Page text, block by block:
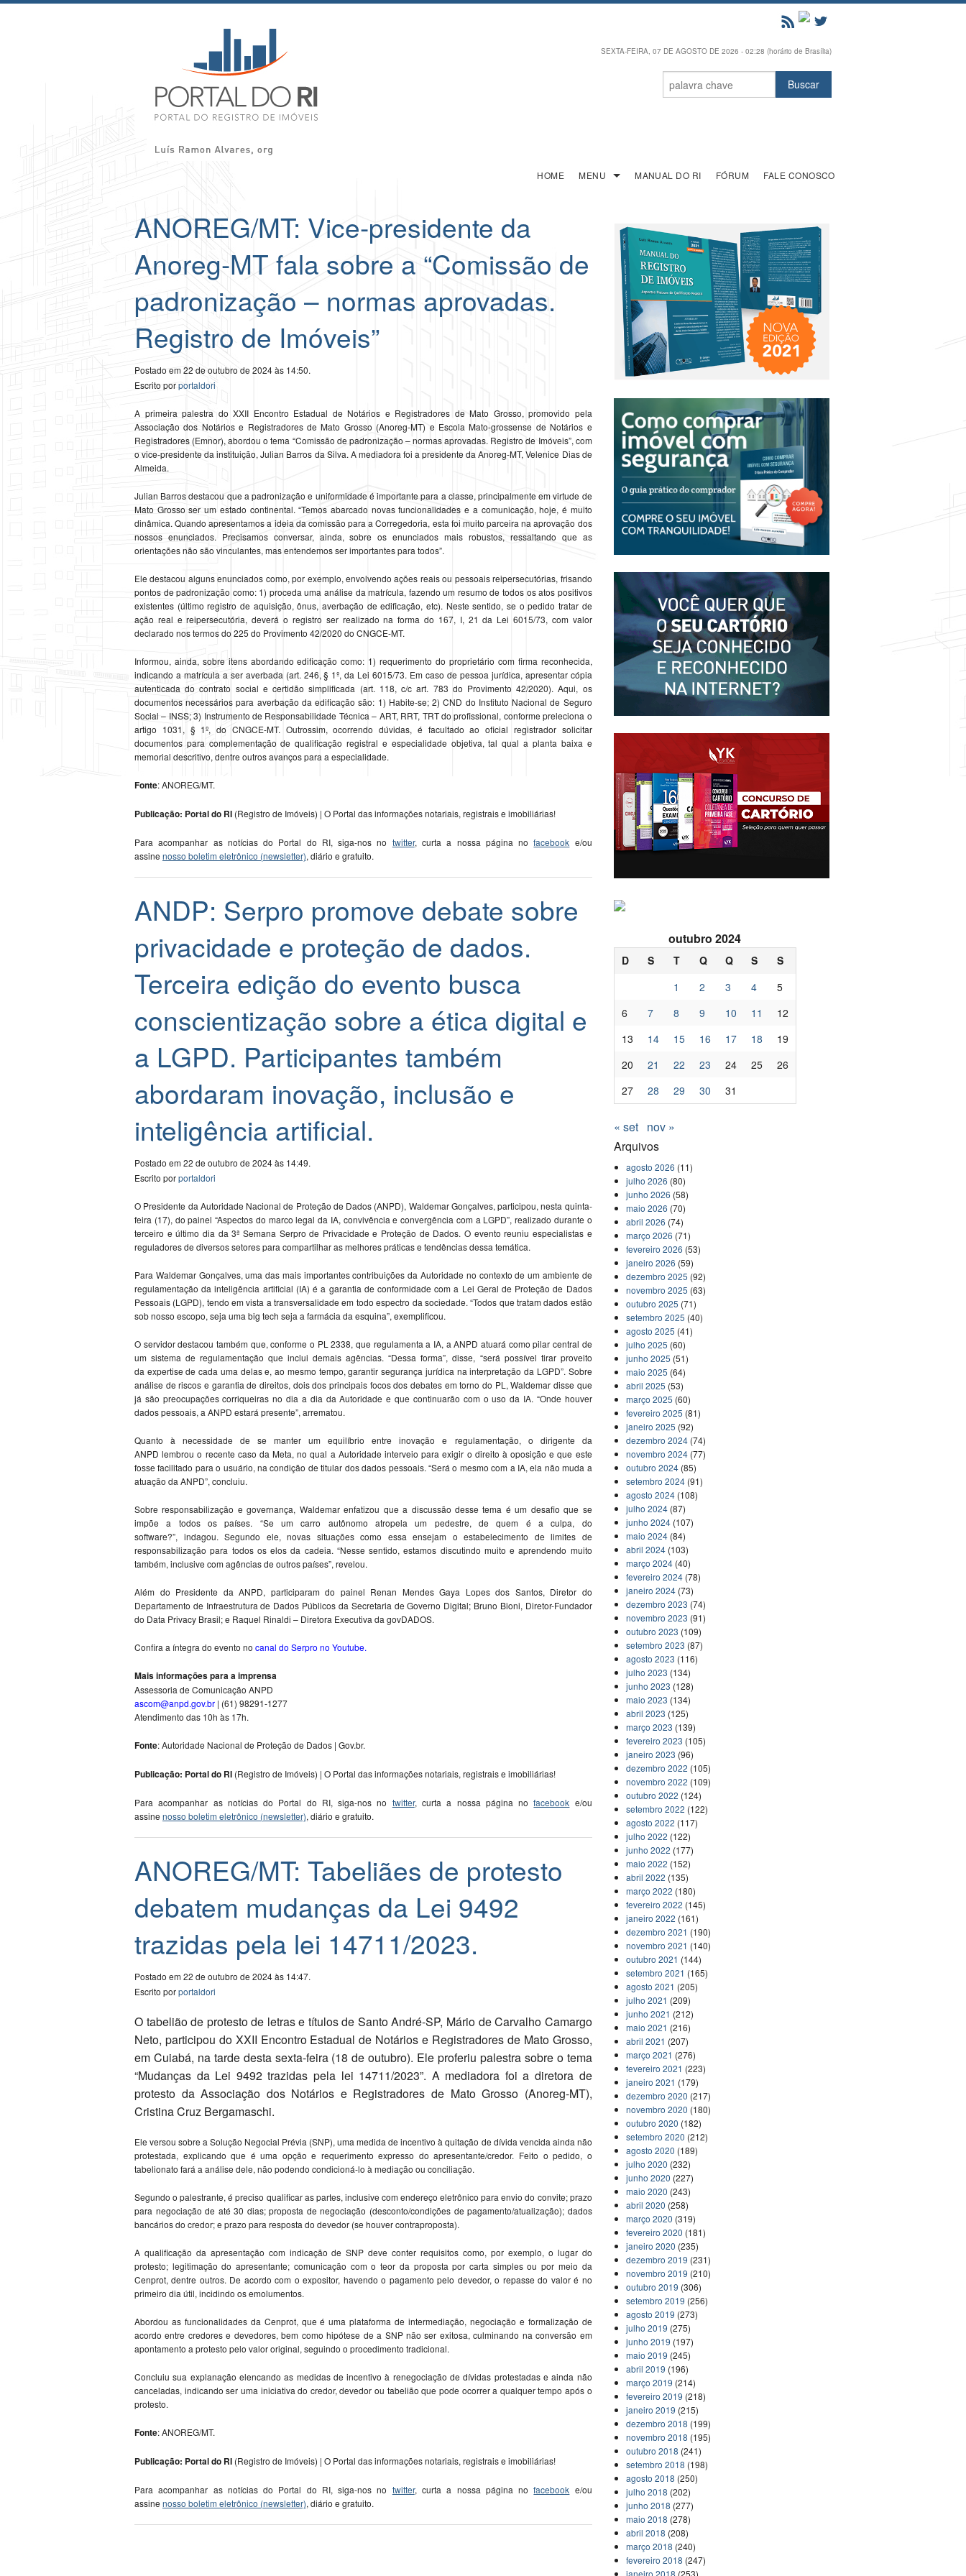
SEXTA-FEIRA, 07 DE AGOSTO DE 2026 - 02:28 (horário de Brasília)
HOME MENU MANUAL DO RI FÓRUM FALE CONOSCO
ANOREG/MT: Vice-presidente da
Anoreg-MT fala sobre a “Comissão de
padronização – normas aprovadas.
Registro de Imóveis”
Postado em 22 de outubro de 2024 às 14:50.
Escrito porportaldori
A primeira palestra do XXII Encontro Estadual de Notários e Registradores de Mato Grosso, promovido pela
Associação dos Notários e Registradores de Mato Grosso (Anoreg-MT) e Escola Mato-grossense de Notários e
Registradores (Emnor), abordou o tema “Comissão de padronização – normas aprovadas. Registro de Imóveis”, com
o vice-presidente da instituição, Julian Barros da Silva. A mediadora foi a presidente da Anoreg-MT, Velenice Dias de
Almeida.
Julian Barros destacou que a padronização e uniformidade é importante para a classe, principalmente em virtude de
Mato Grosso ser um estado continental. “Temos abarcado novas funcionalidades e a comunicação, hoje, é muito
dinâmica. Quando apresentamos a ideia da comissão para a Corregedoria, esta foi muito parceira na aprovação dos
nossos enunciados. Precisamos conversar, ainda, sobre os enunciados mais robustos, ressaltando que as
orientações não são vinculantes, mas entendemos ser importantes para todos”.
Ele destacou alguns enunciados como, por exemplo, envolvendo ações reais ou pessoais reipersecutórias, frisando
pontos de padronização como: 1) proceda uma análise da matrícula, fazendo um resumo de todos os atos positivos
existentes (último registro de aquisição, ônus, averbação de edificação, etc). Neste sentido, se o pedido tratar de
ação real e reipersecutória, deverá o registro ser realizado na forma do 167, I, 21 da Lei 6015/73, com valor
declarado nos termos do 225 do Provimento 42/2020 do CNGCE-MT.
Informou, ainda, sobre itens abordando edificação como: 1) requerimento do proprietário com firma reconhecida,
indicando a matrícula a ser averbada (art. 246, § 1º, da Lei 6015/73. Em caso de pessoa jurídica, apresentar cópia
autenticada do contrato social e certidão simplificada (art. 118, c/c art. 783 do Provimento 42/2020). Aqui, os
documentos necessários para averbação da edificação são: 1) Habite-se; 2) CND do Instituto Nacional de Seguro
Social – INSS; 3) Instrumento de Responsabilidade Técnica – ART, RRT, TRT do profissional, conforme preleciona o
artigo 1031, § 1º, do CNGCE-MT. Outrossim, ocorrendo dúvidas, é facultado ao oficial registrador solicitar
documentos para complementação de qualificação registral e especialidade objetiva, tal qual a planta baixa e
memorial descritivo, dentre outros avanços para a especialidade.
Fonte: ANOREG/MT.
Publicação: Portal do RI (Registro de Imóveis) | O Portal das informações notariais, registrais e imobiliárias!
Para acompanhar as notícias do Portal do RI, siga-nos no twitter, curta a nossa página nofacebook e/ou
assine nosso boletim eletrônico (newsletter), diário e gratuito.
ANDP: Serpro promove debate sobre
privacidade e proteção de dados.
Terceira edição do evento busca
conscientização sobre a ética digital e
a LGPD. Participantes também
abordaram inovação, inclusão e
inteligência artificial.
Postado em 22 de outubro de 2024 às 14:49.
Escrito porportaldori
O Presidente da Autoridade Nacional de Proteção de Dados (ANPD), Waldemar Gonçalves, participou, nesta quinta-
feira (17), do painel “Aspectos do marco legal da IA, convivência e convergência com a LGPD”, realizado durante o
terceiro e último dia da 3ª Semana Serpro de Privacidade e Proteção de Dados. O evento reuniu especialistas e
reguladores de diversos setores para compartilhar as melhores práticas e tendências dessa temática.
Para Waldemar Gonçalves, uma das mais importantes contribuições da Autoridade no contexto de um ambiente de
regulamentação da inteligência artificial (IA) é a garantia de conformidade com a Lei Geral de Proteção de Dados
Pessoais (LGPD), tendo em vista a transversalidade em todo espectro da sociedade. “Todos que tratam dados estão
sob nosso escopo, seja uma big tech seja a farmácia da esquina”, exemplificou.
O servidor destacou também que, conforme o PL 2338, que regulamenta a IA, a ANPD atuará como pilar central de
um sistema de regulamentação que inclui demais agências. “Dessa forma”, disse, “será possível tirar proveito
da expertise de cada uma delas e, ao mesmo tempo, garantir segurança jurídica na interpretação da LGPD”. Sobre
análise de riscos e garantia de direitos, dois dos principais focos dos debates em torno do PL, Waldemar disse que
já são preocupações corriqueiras no dia a dia da Autoridade e que continuarão com o uso da IA. “Onde houver
dados pessoais, a ANPD estará presente”, arrematou.
Quanto à necessidade de se manter um equilíbrio entre inovação e regulamentação, o dirigente da
ANPD lembrou o recente caso da Meta, no qual a Autoridade interveio para exigir o direito à oposição e que este
fosse facilitado para o usuário, na condição de titular dos dados pessoais. “Será o mesmo com a IA, ela não muda a
atuação da ANPD”, concluiu.
Sobre responsabilização e governança, Waldemar enfatizou que a discussão desse tema é um desafio que se
impõe a todos os países. “Se um carro autônomo atropela um pedestre, de quem é a culpa, do
software?”, indagou. Segundo ele, novas situações como essa ensejam o estabelecimento de limites de
responsabilização para todos os elos da cadeia. “Nesse sentido, estamos discutindo muito e aprendendo muito
também, inclusive com agências de outros países”, revelou.
Além do Presidente da ANPD, participaram do painel Renan Mendes Gaya Lopes dos Santos, Diretor do
Departamento de Infraestrutura de Dados Públicos da Secretaria de Governo Digital; Bruno Bioni, Diretor-Fundador
do Data Privacy Brasil; e Raquel Rinaldi – Diretora Executiva da govDADOS.
Confira a íntegra do evento no canal do Serpro no Youtube.
Mais informações para a imprensa
Assessoria de Comunicação ANPD
ascom@anpd.gov.br | (61) 98291-1277
Atendimento das 10h às 17h.
Fonte: Autoridade Nacional de Proteção de Dados | Gov.br.
Publicação: Portal do RI (Registro de Imóveis) | O Portal das informações notariais, registrais e imobiliárias!
Para acompanhar as notícias do Portal do RI, siga-nos no twitter, curta a nossa página nofacebook e/ou
assine nosso boletim eletrônico (newsletter), diário e gratuito.
ANOREG/MT: Tabeliães de protesto
debatem mudanças da Lei 9492
trazidas pela lei 14711/2023.
Postado em 22 de outubro de 2024 às 14:47.
Escrito porportaldori
O tabelião de protesto de letras e títulos de Santo André-SP, Mário de Carvalho Camargo
Neto, participou do XXII Encontro Estadual de Notários e Registradores de Mato Grosso,
em Cuiabá, na tarde desta sexta-feira (18 de outubro). Ele proferiu palestra sobre o tema
“Mudanças da Lei 9492 trazidas pela lei 14711/2023”. A mediadora foi a diretora de
protesto da Associação dos Notários e Registradores de Mato Grosso (Anoreg-MT),
Cristina Cruz Bergamaschi.
Ele versou sobre a Solução Negocial Prévia (SNP), uma medida de incentivo à quitação de dívida vencida ainda não
protestada, explicando que é uma opção e requerimento expresso do apresentante/credor. Feito o pedido, o
tabelionato fará a análise dele, não podendo condicioná-lo à mediação ou conciliação.
Segundo o palestrante, é preciso qualificar as partes, inclusive com endereço eletrônico para envio do convite; prazo
para negociação de até 30 dias; proposta de negociação (desconto/condições de pagamento/atualização); dados
bancários do credor; e prazo para resposta do devedor (se houver contraproposta).
A qualificação da apresentação com indicação de SNP deve conter requisitos como, por exemplo, o lugar do
protesto; legitimação do apresentante; comunicação com o teor da proposta por carta simples ou por meio da
Cenprot, dentre outros. De acordo com o expositor, havendo o pagamento pelo devedor, o repasse do valor é no
primeiro dia útil, incidindo os emolumentos.
Abordou as funcionalidades da Cenprot, que é uma plataforma de intermediação, negociação e formalização de
acordo entre credores e devedores, bem como hipótese de a SNP não ser exitosa, culminando na conversão em
apontamento a protesto pelo valor original, seguindo o procedimento tradicional.
Concluiu sua explanação elencando as medidas de incentivo à renegociação de dívidas protestadas e ainda não
canceladas, indicando ser uma iniciativa do credor, devedor ou tabelião que pode ocorrer a qualquer tempo após o
protesto.
Fonte: ANOREG/MT.
Publicação: Portal do RI (Registro de Imóveis) | O Portal das informações notariais, registrais e imobiliárias!
Para acompanhar as notícias do Portal do RI, siga-nos no twitter, curta a nossa página nofacebook e/ou
assine nosso boletim eletrônico (newsletter), diário e gratuito.
outubro 2024
D S T Q Q S
S
1
2 3 4
5
6
7 8 9 10 11
12
13
14 15 16 17 18
19
20
21 22 23 24 25
26
27
28 29 30 31
« set nov »
Arquivos
agosto 2026 (11)
julho 2026 (80)
junho 2026 (58)
maio 2026 (70)
abril 2026 (74)
março 2026 (71)
fevereiro 2026 (53)
janeiro 2026 (59)
dezembro 2025 (92)
novembro 2025 (63)
outubro 2025 (71)
setembro 2025 (40)
agosto 2025 (41)
julho 2025 (60)
junho 2025 (51)
maio 2025 (64)
abril 2025 (53)
março 2025 (60)
fevereiro 2025 (81)
janeiro 2025 (92)
dezembro 2024 (74)
novembro 2024 (77)
outubro 2024 (85)
setembro 2024 (91)
agosto 2024 (108)
julho 2024 (87)
junho 2024 (107)
maio 2024 (84)
abril 2024 (103)
março 2024 (40)
fevereiro 2024 (78)
janeiro 2024 (73)
dezembro 2023 (74)
novembro 2023 (91)
outubro 2023 (109)
setembro 2023 (87)
agosto 2023 (116)
julho 2023 (134)
junho 2023 (128)
maio 2023 (134)
abril 2023 (125)
março 2023 (139)
fevereiro 2023 (105)
janeiro 2023 (96)
dezembro 2022 (105)
novembro 2022 (109)
outubro 2022 (124)
setembro 2022 (122)
agosto 2022 (117)
julho 2022 (122)
junho 2022 (177)
maio 2022 (152)
abril 2022 (135)
março 2022 (180)
fevereiro 2022 (145)
janeiro 2022 (161)
dezembro 2021 (190)
novembro 2021 (140)
outubro 2021 (144)
setembro 2021 (165)
agosto 2021 (205)
julho 2021 (209)
junho 2021 (212)
maio 2021 (216)
abril 2021 (207)
março 2021 (276)
fevereiro 2021 (223)
janeiro 2021 (179)
dezembro 2020 (217)
novembro 2020 (180)
outubro 2020 (182)
setembro 2020 (212)
agosto 2020 (189)
julho 2020 (232)
junho 2020 (227)
maio 2020 (243)
abril 2020 (258)
março 2020 (319)
fevereiro 2020 (181)
janeiro 2020 (235)
dezembro 2019 (231)
novembro 2019 (210)
outubro 2019 (306)
setembro 2019 (256)
agosto 2019 (273)
julho 2019 (275)
junho 2019 (197)
maio 2019 (245)
abril 2019 (196)
março 2019 (214)
fevereiro 2019 (218)
janeiro 2019 (215)
dezembro 2018 (199)
novembro 2018 (195)
outubro 2018 (241)
setembro 2018 (198)
agosto 2018 (250)
julho 2018 (202)
junho 2018 (277)
maio 2018 (278)
abril 2018 (208)
março 2018 (240)
fevereiro 2018 (247)
janeiro 2018 (253)